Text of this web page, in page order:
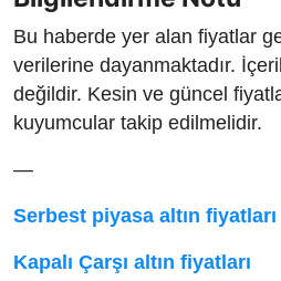
Bu haberde yer alan fiyatlar
verilerine dayanmaktadır.
değildir. Kesin ve güncel
kuyumcular takip edilmelidir.
—
Serbest piyasa altın fiyatları
Kapalı Çarşı altın fiyatları